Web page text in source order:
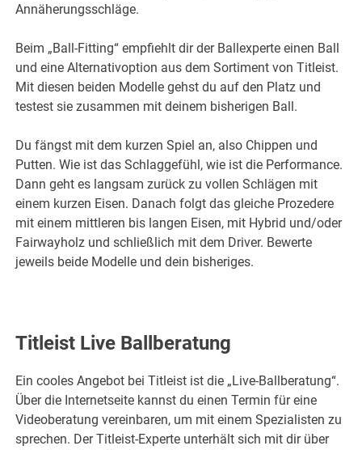
Annäherungsschläge.
Beim „Ball-Fitting“ empfiehlt dir der Ballexperte einen Ball
und eine Alternativoption aus dem Sortiment von Titleist.
Mit diesen beiden Modelle gehst du auf den Platz und
testest sie zusammen mit deinem bisherigen Ball.
Du fängst mit dem kurzen Spiel an, also Chippen und
Putten. Wie ist das Schlaggefühl, wie ist die Performance.
Dann geht es langsam zurück zu vollen Schlägen mit
einem kurzen Eisen. Danach folgt das gleiche Prozedere
mit einem mittleren bis langen Eisen, mit Hybrid und/oder
Fairwayholz und schließlich mit dem Driver. Bewerte
jeweils beide Modelle und dein bisheriges.
Titleist Live Ballberatung
Ein cooles Angebot bei Titleist ist die „Live-Ballberatung“.
Über die Internetseite kannst du einen Termin für eine
Videoberatung vereinbaren, um mit einem Spezialisten zu
sprechen. Der Titleist-Experte unterhält sich mit dir über